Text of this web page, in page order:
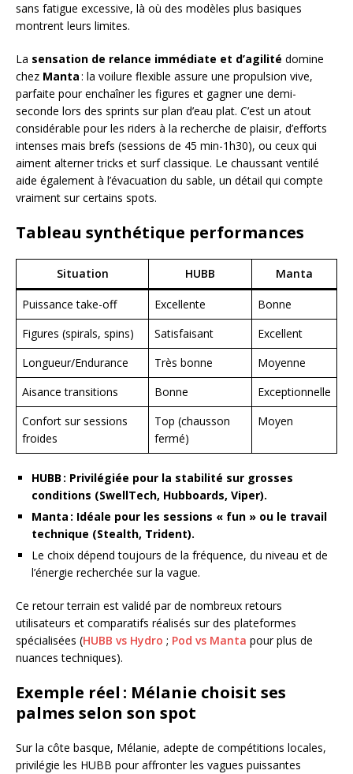
sans fatigue excessive, là où des modèles plus basiques
montrent leurs limites.
La sensation de relance immédiate et d’agilité domine
chez Manta: la voilure flexible assure une propulsion vive,
parfaite pour enchaîner les figures et gagner une demi-
seconde lors des sprints sur plan d’eau plat. C’est un atout
considérable pour les riders à la recherche de plaisir, d’efforts
intenses mais brefs (sessions de 45 min-1h30), ou ceux qui
aiment alterner tricks et surf classique. Le chaussant ventilé
aide également à l’évacuation du sable, un détail qui compte
vraiment sur certains spots.
Tableau synthétique performances
Situation HUBB Manta
Puissance take-off Excellente
Bonne
Figures (spirals, spins)
Satisfaisant
Excellent
Longueur/Endurance
Très bonne
Moyenne
Aisance transitions
Bonne
Exceptionnelle
Confort sur sessions
froides
Top (chausson
fermé)
Moyen
HUBB : Privilégiée pour la stabilité sur grosses
conditions (SwellTech, Hubboards, Viper).
Manta : Idéale pour les sessions « fun » ou le travail
technique (Stealth, Trident).
Le choix dépend toujours de la fréquence, du niveau et de
l’énergie recherchée sur la vague.
Ce retour terrain est validé par de nombreux retours
utilisateurs et comparatifs réalisés sur des plateformes
spécialisées (HUBB vs Hydro ; Pod vs Manta pour plus de
nuances techniques).
Exemple réel : Mélanie choisit ses
palmes selon son spot
Sur la côte basque, Mélanie, adepte de compétitions locales,
privilégie les HUBB pour affronter les vagues puissantes